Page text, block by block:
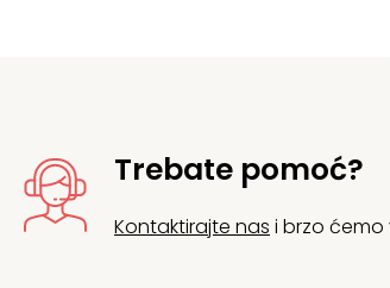
Trebate pomoć?
Kontaktirajte nas i brzo